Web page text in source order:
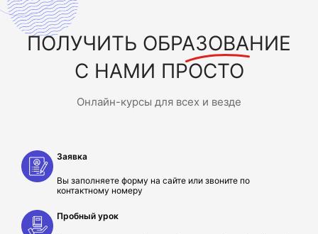
ПОЛУЧИТЬ ОБРАЗОВАНИЕ
С НАМИ ПРОСТО
Онлайн-курсы для всех и везде
Заявка
Вы заполняете форму на сайте или звоните по
контактному номеру
Пробный урок